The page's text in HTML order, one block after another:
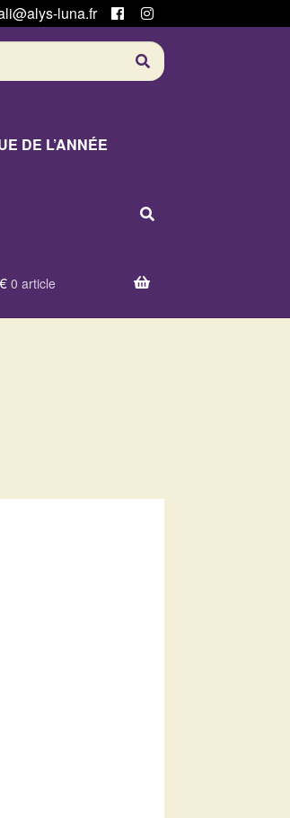
luna.fr
DE L’ANNÉE
€ 0 article